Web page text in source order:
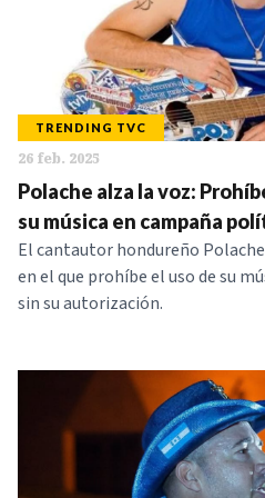
TRENDING TVC
26 feb. 2025
Polache alza la voz:
su música en campaña
El cantautor hondureño
en el que prohíbe el uso de su
sin su autorización.